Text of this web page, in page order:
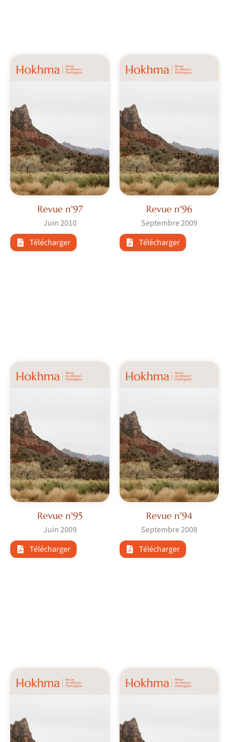
Revue n°97
Juin 2010
Télécharger
Revue n°96
Septembre 2009
Télécharger
Revue n°95
Juin 2009
Télécharger
Revue n°94
Septembre 2008
Télécharger